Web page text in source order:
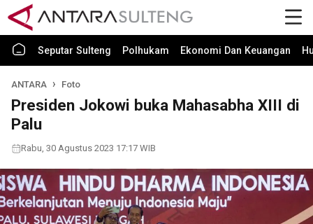
Seputar Sulteng Polhukam Ekonomi Dan Keuangan
ANTARA Foto
Presiden Jokowi buka Mahasabha XIII di
Palu
Rabu, 30 Agustus 2023 17:17 WIB